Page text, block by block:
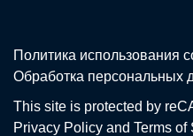
Политика использования
Обработка персональных
This site is protected by
Privacy Policy and Terms of